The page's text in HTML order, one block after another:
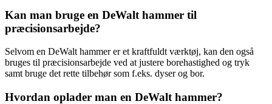
Kan man bruge en DeWalt hammer til
præcisionsarbejde?
Selvom en DeWalt hammer er et kraftfuldt værktøj, kan den også
bruges til præcisionsarbejde ved at justere borehastighed og tryk
samt bruge det rette tilbehør som f.eks. dyser og bor.
Hvordan oplader man en DeWalt hammer?